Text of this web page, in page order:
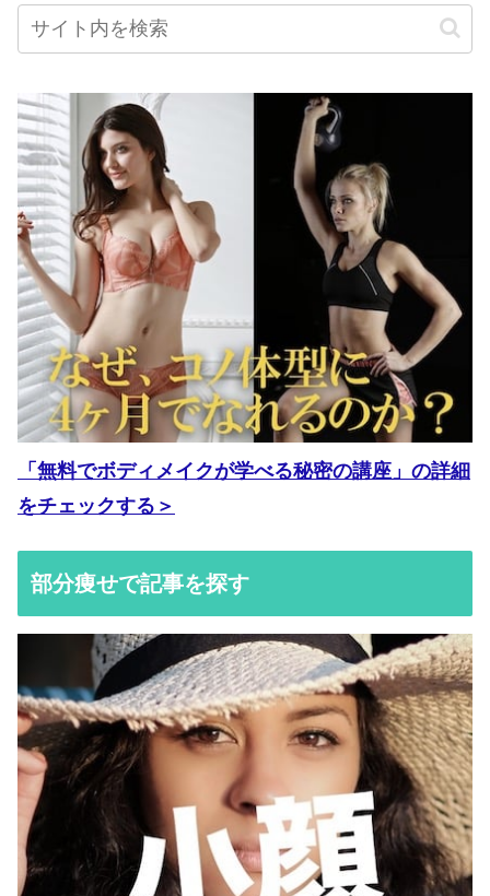
「無料でボディメイクが学べる秘密の講座」の詳細
をチェックする＞
部分痩せで記事を探す